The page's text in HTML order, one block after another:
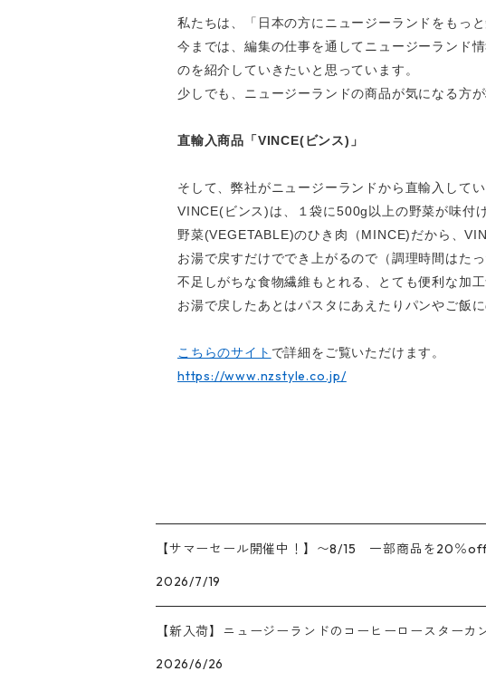
私たちは、「日本の方にニュージーランドをもっ
今までは、編集の仕事を通してニュージーランド
のを紹介していきたいと思っています。
少しでも、ニュージーランドの商品が気になる方
直輸入商品「VINCE(ビンス) 」
そして、弊社がニュージーランドから直輸入して
VINCE(ビンス)は、１袋に500g 以上の野菜が味付
野菜(VEGETABLE)のひき肉（MINCE)だから、
お湯で戻すだけででき上がるので（調理時間はた
不足しがちな食物繊維もとれる、とても便利な加工
お湯で戻したあとはパスタにあえたりパンやご飯
こちらのサイト で詳細をご覧いただけます。
https://www.nzstyle.co.jp/
【サマーセール開催中！】〜8/15 一部商品を20％off
2026/7/19
【新入荷】ニュージーランドのコーヒーロースター
2026/6/26